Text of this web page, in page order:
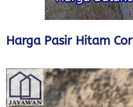
Harga Pasir Hitam Cor